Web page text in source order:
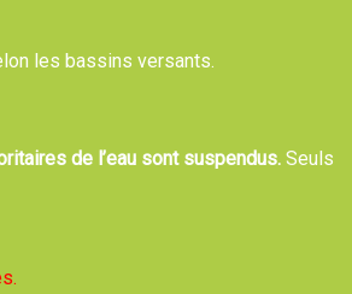
les bassins versants.
de l’eau sont suspendus.Seuls